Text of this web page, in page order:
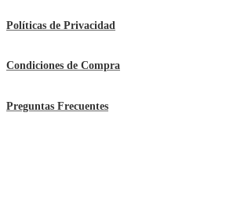
Políticas de Privacidad
Condiciones de Compra
Preguntas Frecuentes